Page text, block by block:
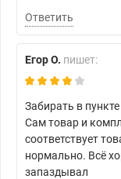
Ответить
Егор О. пишет:
Забирать в
Сам товар и
соответствует
нормально. Всё
запаздывал